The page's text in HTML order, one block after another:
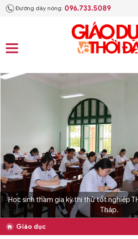
Đường dây nóng: 096.733.5089
Học sinh tham gia kỳ thi thử tốt nghiệp
Tháp.
Giáo dục